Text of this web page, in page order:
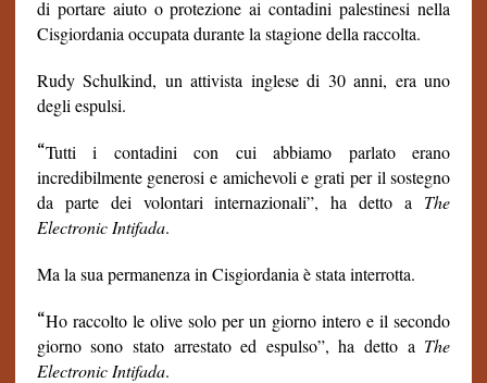
di portare aiuto o protezione ai contadini palestinesi nella
Cisgiordania occupata durante la stagione della raccolta.
Rudy Schulkind, un attivista inglese di 30 anni, era uno
degli espulsi.
“Tutti i contadini con cui abbiamo parlato erano
incredibilmente generosi e amichevoli e grati per il sostegno
da parte dei volontari internazionali”, ha detto a The
Electronic Intifada.
Ma la sua permanenza in Cisgiordania è stata interrotta.
“Ho raccolto le olive solo per un giorno intero e il secondo
giorno sono stato arrestato ed espulso”, ha detto a The
Electronic Intifada.